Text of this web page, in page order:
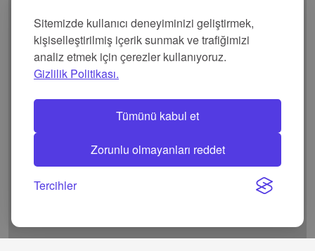
Sitemizde kullanıcı deneyiminizi geliştirmek,
kişiselleştirilmiş içerik sunmak ve trafiğimizi
analiz etmek için çerezler kullanıyoruz.
Gizlilik Politikası.
Tümünü kabul et
Zorunlu olmayanları reddet
Tercihler